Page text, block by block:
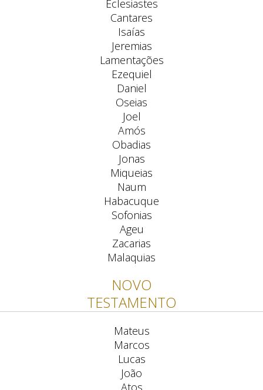
Eclesiastes
Cantares
Isaías
Jeremias
Lamentações
Ezequiel
Daniel
Oseias
Joel
Amós
Obadias
Jonas
Miqueias
Naum
Habacuque
Sofonias
Ageu
Zacarias
Malaquias
NOVO
TESTAMENTO
Mateus
Marcos
Lucas
João
Atos